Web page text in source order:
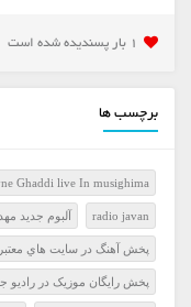
1 بار پسنديده شده است
برچسب ها
Ghaddi live In musighima
radio javan آلبوم جدید
پخش آهنگ در سايت هاي معتبر
پخش رايگان موزيک در راديو